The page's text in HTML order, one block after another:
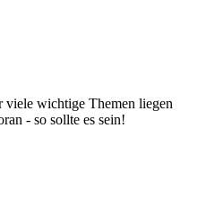
wichtige Themen liegen
- so sollte es sein!